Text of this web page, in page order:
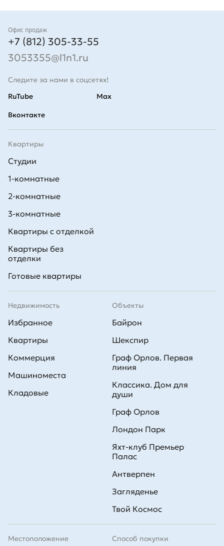
Контакты
Офис продаж
+7 (812) 305-33-55
3053355@l1n1.ru
Следите за нами в соцсетях!
RuTube
Вконтакте
Max
Квартиры
Студии
1-комнатные
2-комнатные
3-комнатные
Квартиры с отделкой
Квартиры без
отделки
Готовые квартиры
Недвижимость
Избранное
Квартиры
Коммерция
Машиноместа
Кладовые
Способ покупки
Объекты
Байрон
Шекспир
Граф Орлов. Первая
линия
Классика. Дом для
души
Граф Орлов
Лондон Парк
Яхт-клуб Премьер
Палас
Антверпен
Загляденье
Твой Космос
Местоположение